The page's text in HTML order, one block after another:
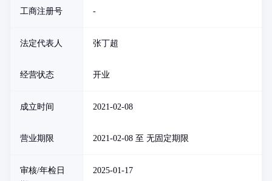
工商注册号 -
法定代表人 张丁超
经营状态 开业
成立时间 2021-02-08
营业期限 2021-02-08 至 无固定期限
审核/年检日
2025-01-17